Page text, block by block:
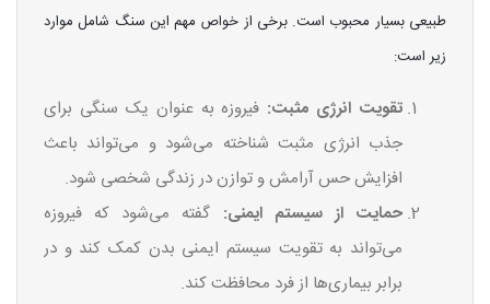
طبیعی بسیار محبوب است. برخی از خواص مهم این سنگ شامل موارد
زیر است:
تقویت انرژی مثبت: فیروزه به عنوان یک سنگی برای
جذب انرژی مثبت شناخته می‌شود و می‌تواند باعث
افزایش حس آرامش و توازن در زندگی شخصی شود.
حمایت از سیستم ایمنی: گفته می‌شود که فیروزه
می‌تواند به تقویت سیستم ایمنی بدن کمک کند و در
برابر بیماری‌ها از فرد محافظت کند.